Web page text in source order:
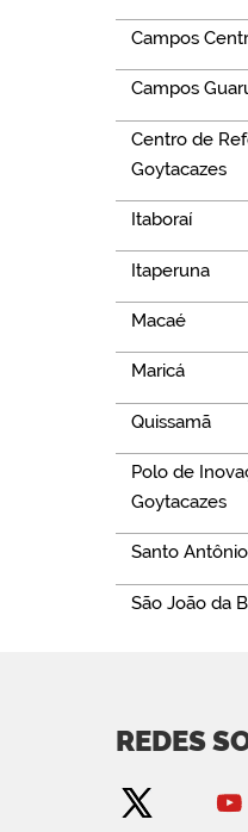
Campos
Campos
Centro de
Goytacazes
Itaboraí
Itaperuna
Macaé
Maricá
Quissamã
Polo de
Goytacazes
Santo
São João da
REDES